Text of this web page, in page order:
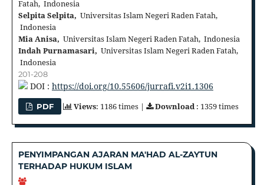
Fatah, Indonesia
Selpita Selpita, Universitas Islam Negeri Raden Fatah,
Indonesia
Mia Anisa, Universitas Islam Negeri Raden Fatah, Indonesia
Indah Purnamasari, Universitas Islam Negeri Raden Fatah,
Indonesia
201-208
DOI : https://doi.org/10.55606/jurrafi.v2i1.1306
PDF Views: 1186 times | Download: 1359 times
PENYIMPANGAN AJARAN MA'HAD AL-ZAYTUN
TERHADAP HUKUM ISLAM